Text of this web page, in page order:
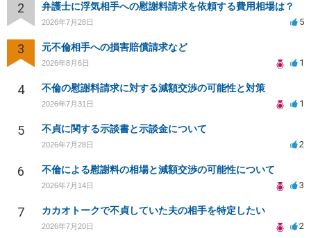
2 弁護士に浮気相手への慰謝料請求を依頼する費用相場は？
2026年7月28日 5
3 元不倫相手への損害賠償請求など
2026年8月6日 1
4 不倫の慰謝料請求に対する減額交渉の可能性と対策
2026年7月31日 1
5 不貞に関する示談書と示談金について
2026年7月28日 2
6 不倫による慰謝料の相場と減額交渉の可能性について
2026年7月14日 3
7 カカオトークで不貞していた夫の相手を特定したい
2026年7月20日 2